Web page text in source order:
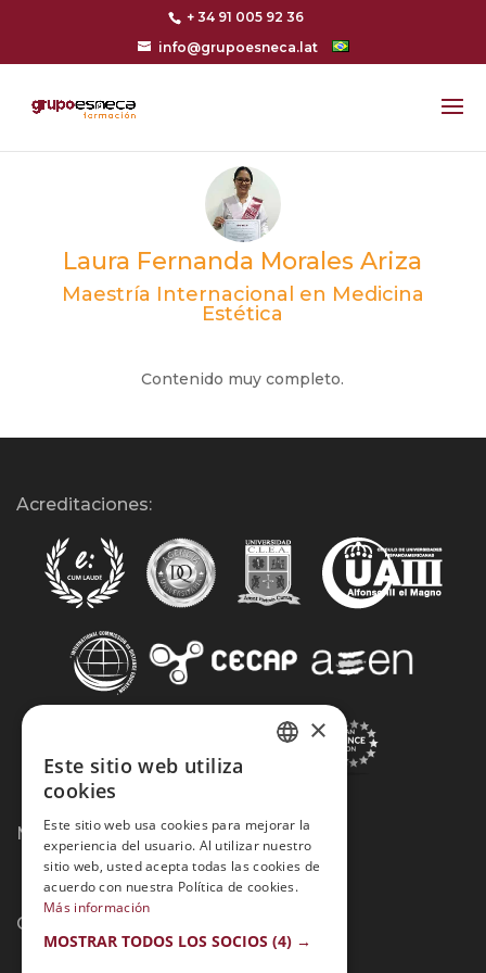
+ 34 91 005 92 36
info@grupoesneca.lat
Laura Fernanda Morales Ariza
Maestría Internacional en Medicina
Estética
Contenido muy completo.
Acreditaciones:
Métodos de Pago:
Contacto:
×
Este sitio web utiliza
cookies
Este sitio web usa cookies para mejorar la
experiencia del usuario. Al utilizar nuestro
sitio web, usted acepta todas las cookies de
acuerdo con nuestra Política de cookies.
Más información
MOSTRAR TODOS LOS SOCIOS (4) →